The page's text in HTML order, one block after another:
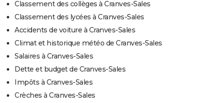
Classement des collèges à Cranves-Sales
Classement des lycées à Cranves-Sales
Accidents de voiture à Cranves-Sales
Climat et historique météo de Cranves-Sales
Salaires à Cranves-Sales
Dette et budget de Cranves-Sales
Impôts à Cranves-Sales
Crèches à Cranves-Sales